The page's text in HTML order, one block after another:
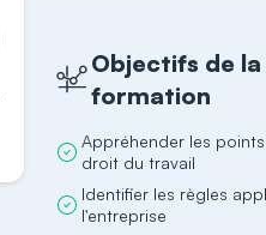
Objectifs de la
formation
Appréhender les
droit du travail
Identifier les règles
l'entreprise